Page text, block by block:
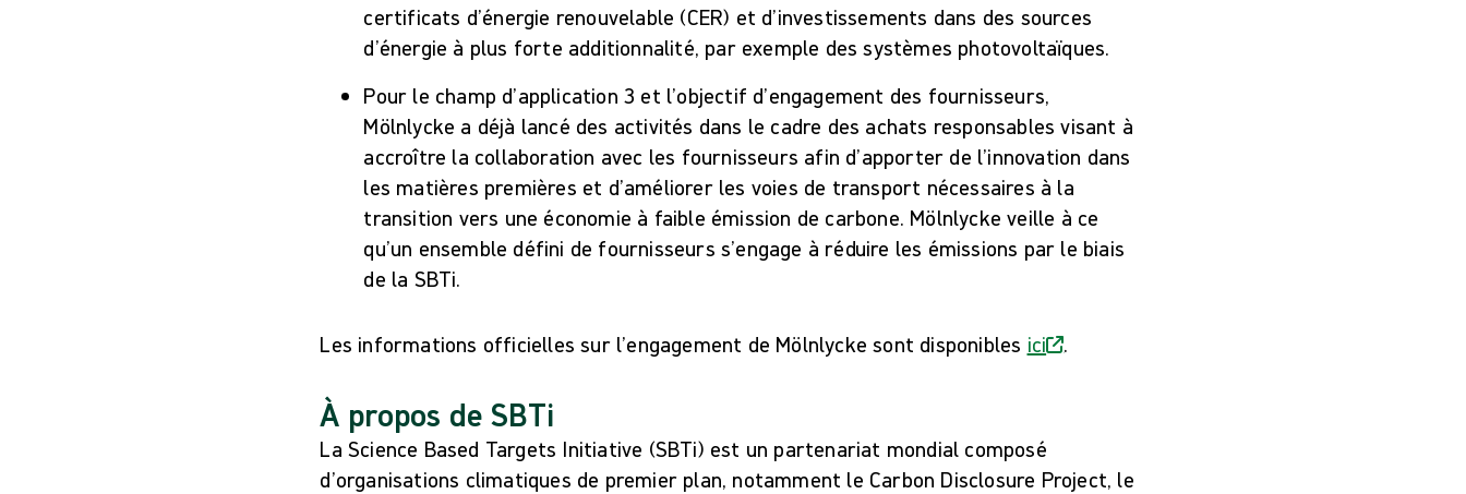
certificats d’énergie renouvelable (CER) et d’investissements dans des sources
d’énergie à plus forte additionnalité, par exemple des systèmes photovoltaïques.
Pour le champ d’application 3 et l’objectif d’engagement des fournisseurs,
Mölnlycke a déjà lancé des activités dans le cadre des achats responsables visant à
accroître la collaboration avec les fournisseurs afin d’apporter de l’innovation dans
les matières premières et d’améliorer les voies de transport nécessaires à la
transition vers une économie à faible émission de carbone. Mölnlycke veille à ce
qu’un ensemble défini de fournisseurs s’engage à réduire les émissions par le biais
de la SBTi.
Les informations officielles sur l’engagement de Mölnlycke sont disponibles ici .
À propos de SBTi
La Science Based Targets Initiative (SBTi) est un partenariat mondial composé
d’organisations climatiques de premier plan, notamment le Carbon Disclosure Project, le